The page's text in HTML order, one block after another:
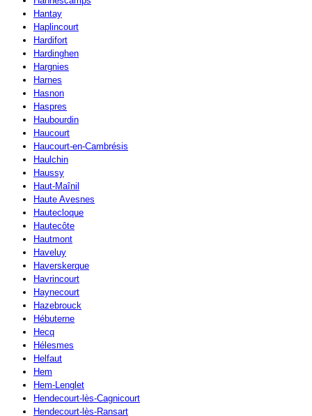
Hantay
Haplincourt
Hardifort
Hardinghen
Hargnies
Harnes
Hasnon
Haspres
Haubourdin
Haucourt
Haucourt-en-Cambrésis
Haulchin
Haussy
Haut-Maînil
Haute Avesnes
Hautecloque
Hautecôte
Hautmont
Haveluy
Haverskerque
Havrincourt
Haynecourt
Hazebrouck
Hébuterne
Hecq
Hélesmes
Helfaut
Hem
Hem-Lenglet
Hendecourt-lès-Cagnicourt
Hendecourt-lès-Ransart